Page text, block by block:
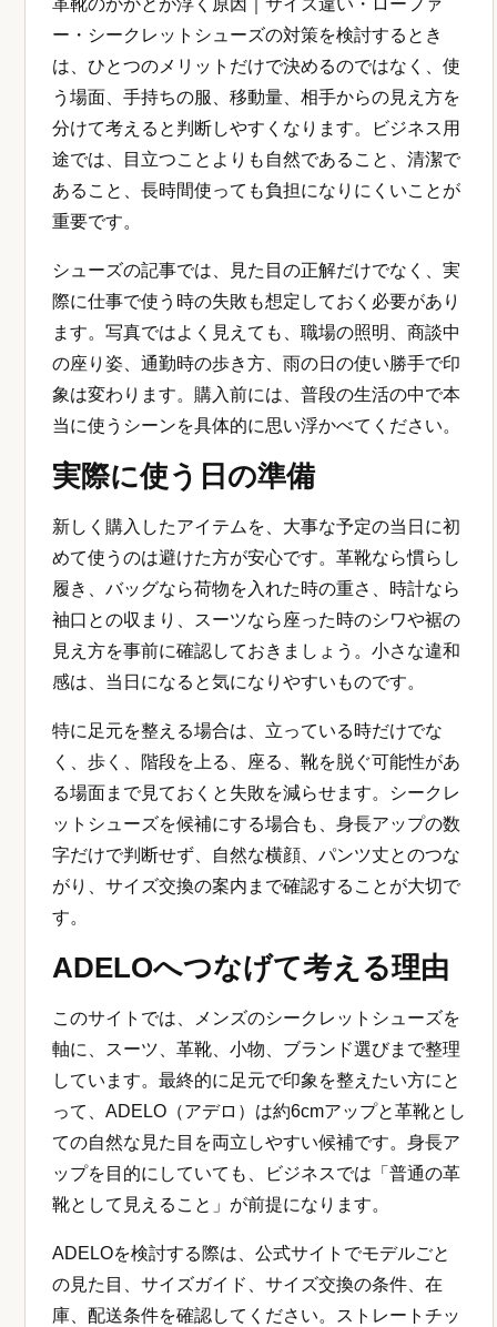
ー・シークレットシューズの対策を検討するとき
は、ひとつのメリットだけで決めるのではなく、使
う場面、手持ちの服、移動量、相手からの見え方を
分けて考えると判断しやすくなります。ビジネス用
途では、目立つことよりも自然であること、清潔で
あること、長時間使っても負担になりにくいことが
重要です。
シューズの記事では、見た目の正解だけでなく、実
際に仕事で使う時の失敗も想定しておく必要があり
ます。写真ではよく見えても、職場の照明、商談中
の座り姿、通勤時の歩き方、雨の日の使い勝手で印
象は変わります。購入前には、普段の生活の中で本
当に使うシーンを具体的に思い浮かべてください。
実際に使う日の準備
新しく購入したアイテムを、大事な予定の当日に初
めて使うのは避けた方が安心です。革靴なら慣らし
履き、バッグなら荷物を入れた時の重さ、時計なら
袖口との収まり、スーツなら座った時のシワや裾の
見え方を事前に確認しておきましょう。小さな違和
感は、当日になると気になりやすいものです。
特に足元を整える場合は、立っている時だけでな
く、歩く、階段を上る、座る、靴を脱ぐ可能性があ
る場面まで見ておくと失敗を減らせます。シークレ
ットシューズを候補にする場合も、身長アップの数
字だけで判断せず、自然な横顔、パンツ丈とのつな
がり、サイズ交換の案内まで確認することが大切で
す。
ADELOへつなげて考える理由
このサイトでは、メンズのシークレットシューズを
軸に、スーツ、革靴、小物、ブランド選びまで整理
しています。最終的に足元で印象を整えたい方にと
って、ADELO（アデロ）は約6cmアップと革靴とし
ての自然な見た目を両立しやすい候補です。身長ア
ップを目的にしていても、ビジネスでは「普通の革
靴として見えること」が前提になります。
ADELOを検討する際は、公式サイトでモデルごと
の見た目、サイズガイド、サイズ交換の条件、在
庫、配送条件を確認してください。ストレートチッ